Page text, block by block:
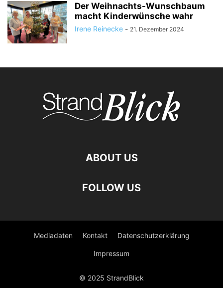
Der Weihnachts-Wunschbaum
macht Kinderwünsche wahr
Irene Reinecke - 21. Dezember 2024
ABOUT US
FOLLOW US
Mediadaten Kontakt Datenschutzerklärung
Impressum
© 2025 StrandBlick